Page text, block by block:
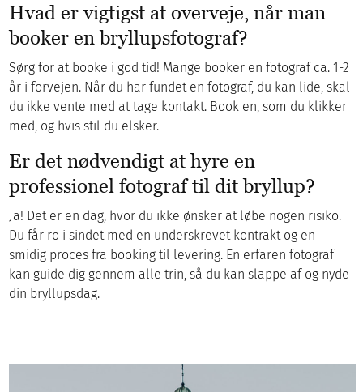
Hvad er vigtigst at overveje, når man
booker en bryllupsfotograf?
Sørg for at booke i god tid! Mange booker en fotograf ca. 1-2
år i forvejen. Når du har fundet en fotograf, du kan lide, skal
du ikke vente med at tage kontakt. Book en, som du klikker
med, og hvis stil du elsker.
Er det nødvendigt at hyre en
professionel fotograf til dit bryllup?
Ja! Det er en dag, hvor du ikke ønsker at løbe nogen risiko.
Du får ro i sindet med en underskrevet kontrakt og en
smidig proces fra booking til levering. En erfaren fotograf
kan guide dig gennem alle trin, så du kan slappe af og nyde
din bryllupsdag.